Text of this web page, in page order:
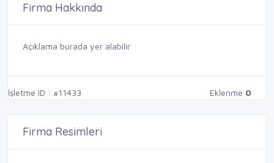
Firma Hakkında
Açıklama burada yer alabilir
İşletme ID : #11433 Eklenme 0
Firma Resimleri